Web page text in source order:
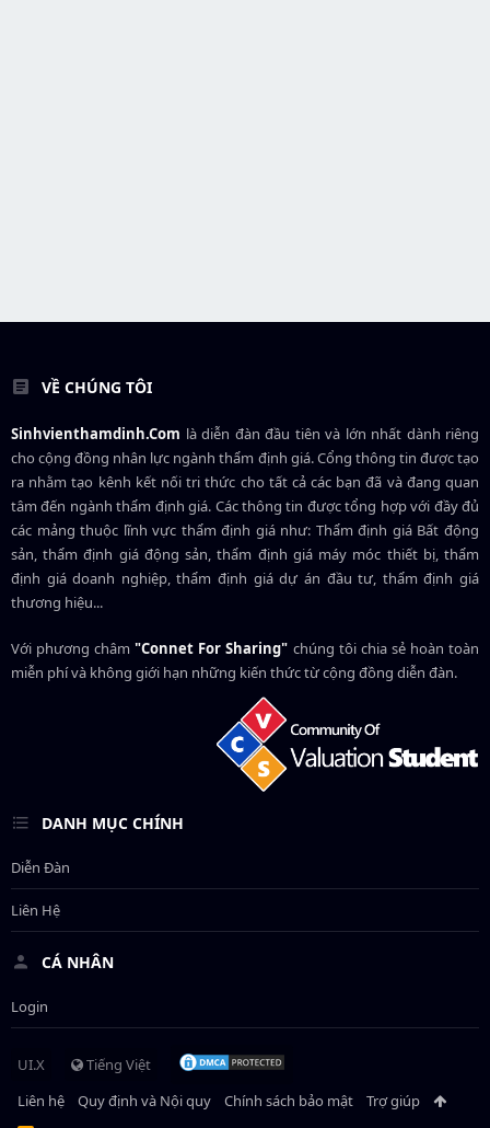
VỀ CHÚNG TÔI
Sinhvienthamdinh.Com là diễn đàn đầu tiên và lớn nhất dành riêng
cho cộng đồng nhân lực ngànhthẩm định giá. Cổng thông tin được tạo
ra nhằm tạo kênh kết nối tri thức cho tất cả các bạn đã và đang quan
tâm đến ngành thẩm định giá. Các thông tin được tổng hợp với đầy đủ
các mảng thuộc lĩnh vực thẩm định giá như: Thẩm định giá Bất động
sản, thẩm định giá động sản, thẩm định giá máy móc thiết bị, thẩm
định giá doanh nghiệp, thẩm định giá dự án đầu tư, thẩm định giá
thương hiệu...
Với phương châm"Connet For Sharing" chúng tôi chia sẻ hoàn toàn
miễn phí và không giới hạn những kiến thức từ cộng đồng diễn đàn.
DANH MỤC CHÍNH
Diễn Đàn
Liên Hệ
CÁ NHÂN
Login
UI.X
Tiếng Việt
Liên hệ
Quy định và Nội quy Chính sách bảo mật Trợ giúp